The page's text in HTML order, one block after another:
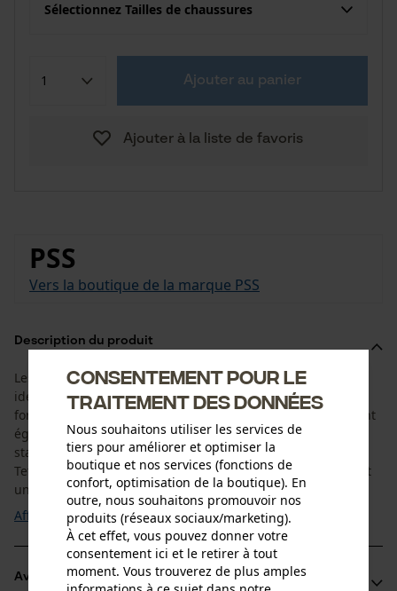
Sélectionnez Tailles de chaussures
Ajouter au panier
Ajouter à la liste de favoris
PSS
Vers la boutique de la marque PSS
Description du produit
Les bottes de protection anti-coupures PSS Alpin GTX sont
idéales pour les utilisations exigeantes dans le secteur
forestier. Les bottes de forêt de haute qualité technique sont
également adaptées au terrain alpin grâce à la structure
stable de la semelle et à la tige haute. La semelle Vibram
Teton assure avec son profil profond un maintien optimal et
une adhérence parfaite. Le bord ...
Afficher plus
Avantages du produit
Consentement pour le
traitement des données
Nous souhaitons utiliser les services de
tiers pour améliorer et optimiser la
boutique et nos services (fonctions de
confort, optimisation de la boutique). En
outre, nous souhaitons promouvoir nos
produits (réseaux sociaux/marketing).
À cet effet, vous pouvez donner votre
consentement ici et le retirer à tout
moment. Vous trouverez de plus amples